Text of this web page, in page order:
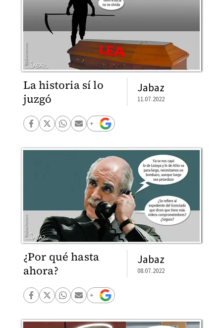
La historia sí lo
juzgó
Jabaz
11.07.2022
¿Por qué hasta
ahora?
Jabaz
08.07.2022